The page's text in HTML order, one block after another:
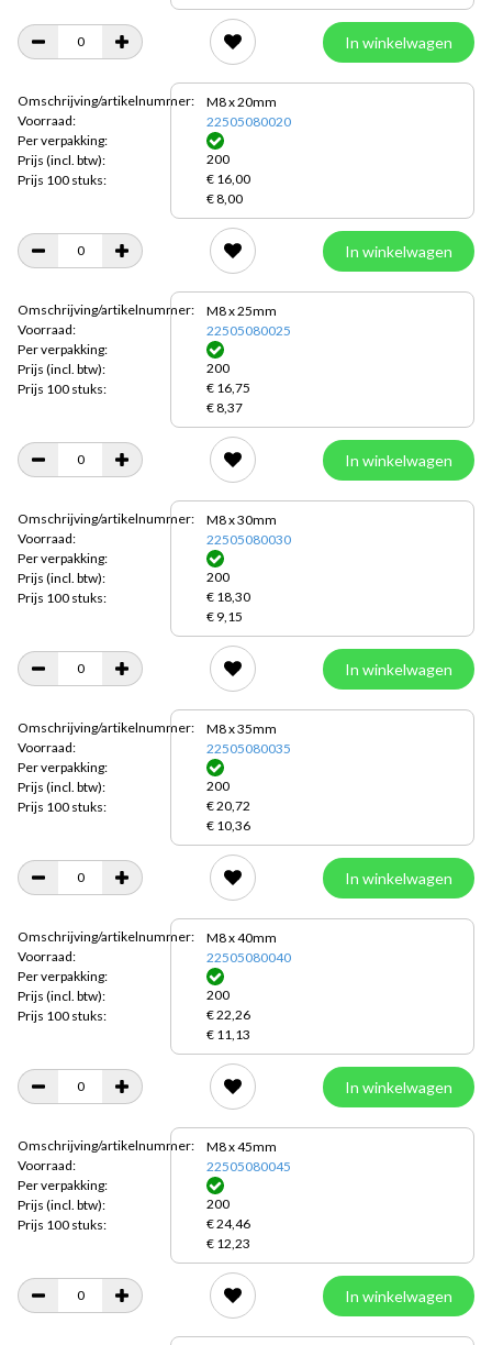
In winkelwagen
Omschrijving/artikelnummer:
Voorraad:
Per verpakking:
Prijs (incl. btw):
Prijs 100 stuks:
M8 x 20mm
22505080020
200
€ 16,00
€ 8,00
In winkelwagen
Omschrijving/artikelnummer:
Voorraad:
Per verpakking:
Prijs (incl. btw):
Prijs 100 stuks:
M8 x 25mm
22505080025
200
€ 16,75
€ 8,37
In winkelwagen
Omschrijving/artikelnummer:
Voorraad:
Per verpakking:
Prijs (incl. btw):
Prijs 100 stuks:
M8 x 30mm
22505080030
200
€ 18,30
€ 9,15
In winkelwagen
Omschrijving/artikelnummer:
Voorraad:
Per verpakking:
Prijs (incl. btw):
Prijs 100 stuks:
M8 x 35mm
22505080035
200
€ 20,72
€ 10,36
In winkelwagen
Omschrijving/artikelnummer:
Voorraad:
Per verpakking:
Prijs (incl. btw):
Prijs 100 stuks:
M8 x 40mm
22505080040
200
€ 22,26
€ 11,13
In winkelwagen
Omschrijving/artikelnummer:
Voorraad:
Per verpakking:
Prijs (incl. btw):
Prijs 100 stuks:
M8 x 45mm
22505080045
200
€ 24,46
€ 12,23
In winkelwagen